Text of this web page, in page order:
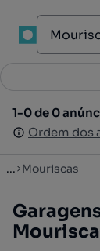
1-0 de 0
Ordem
1-0 de 0
Ordem dos
... Mouriscas